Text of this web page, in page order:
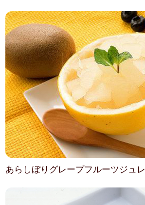
あらしぼりグレープフルーツジュレ